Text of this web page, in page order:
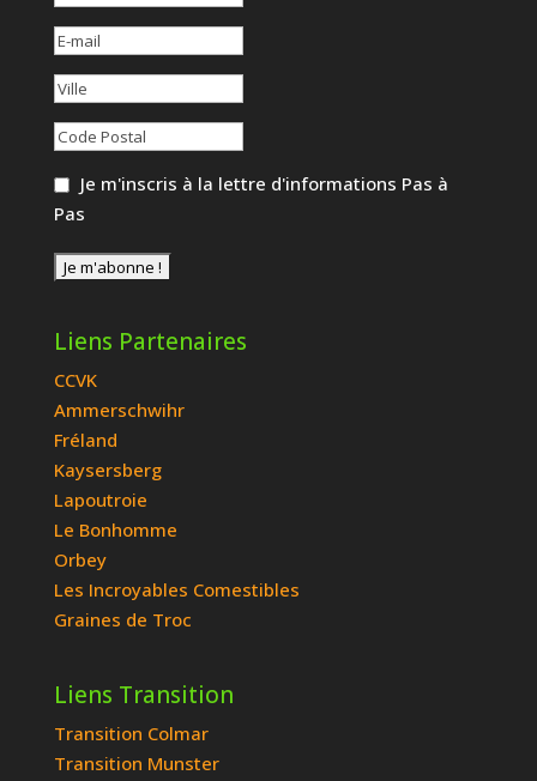
Je m'inscris à la lettre d'informations Pas à
Pas
Liens Partenaires
CCVK
Ammerschwihr
Fréland
Kaysersberg
Lapoutroie
Le Bonhomme
Orbey
Les Incroyables Comestibles
Graines de Troc
Liens Transition
Transition Colmar
Transition Munster